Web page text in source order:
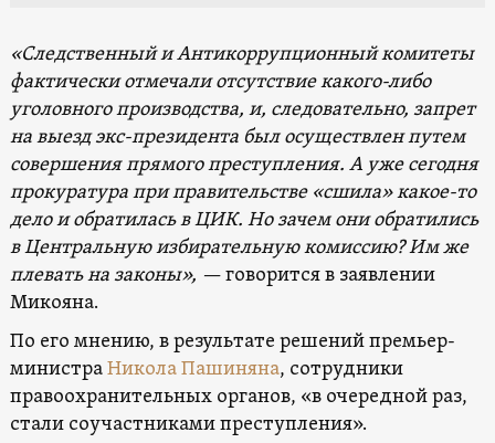
«Следственный и Антикоррупционный комитеты
фактически отмечали отсутствие какого-либо
уголовного производства, и, следовательно, запрет
на выезд экс-президента был осуществлен путем
совершения прямого преступления. А уже сегодня
прокуратура при правительстве «сшила» какое-то
дело и обратилась в ЦИК. Но зачем они обратились
в Центральную избирательную комиссию? Им же
плевать на законы», —говорится в заявлении
Микояна.
По его мнению, в результате решений премьер-
министраНикола Пашиняна, сотрудники
правоохранительных органов, «в очередной раз,
стали соучастниками преступления».